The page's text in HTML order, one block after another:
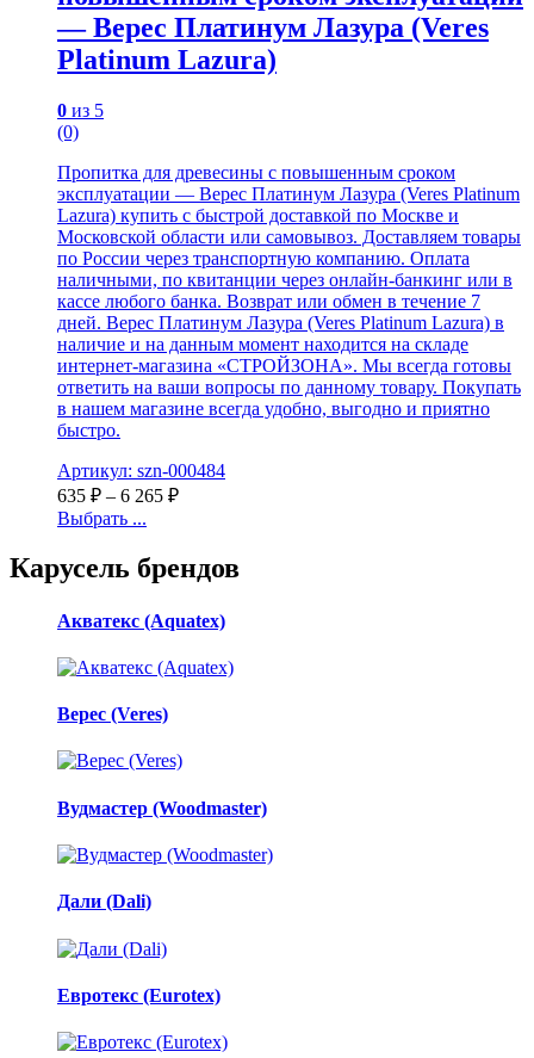
— Верес Платинум Лазура (Veres
Platinum Lazura)
0 из 5
(0)
Пропитка для древесины с повышенным сроком
эксплуатации — Верес Платинум Лазура (Veres Platinum
Lazura) купить с быстрой доставкой по Москве и
Московской области или самовывоз. Доставляем товары
по России через транспортную компанию. Оплата
наличными, по квитанции через онлайн-банкинг или в
кассе любого банка. Возврат или обмен в течение 7
дней. Верес Платинум Лазура (Veres Platinum Lazura) в
наличие и на данным момент находится на складе
интернет-магазина «СТРОЙЗОНА». Мы всегда готовы
ответить на ваши вопросы по данному товару. Покупать
в нашем магазине всегда удобно, выгодно и приятно
быстро.
Артикул: szn-000484
635 ₽ – 6 265 ₽
Выбрать ...
Карусель брендов
Акватекс (Aquatex)
Верес (Veres)
Вудмастер (Woodmaster)
Дали (Dali)
Евротекс (Eurotex)